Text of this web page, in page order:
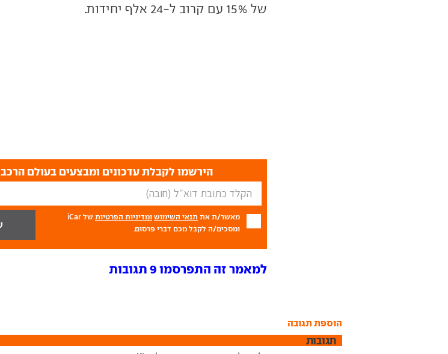
של 15% עם קרוב ל-24 אלף יחידות.
הירשמו לקבלת עדכונים ומבצעים בעולם הרכב
מאשר/ת את תנאי השימוש ומדיניות הפרטיות
של iCar
ומסכים/ה לקבל מכם דברי פרסום.
למאמר זה התפרסמו 9 תגובות
הוספת תגובה
תגובות